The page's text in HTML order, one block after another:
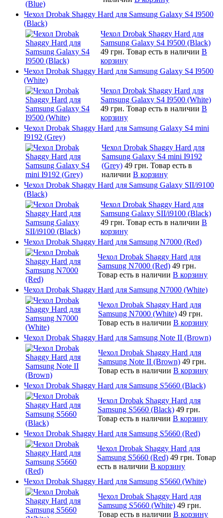
Чехол Drobak Shaggy Hard для Samsung Galaxy S4 I9500
(Black)
Чехол Drobak Shaggy Hard для
Samsung Galaxy S4 I9500 (Black)
49 грн. Товар есть в наличии В
корзину
Чехол Drobak Shaggy Hard для Samsung Galaxy S4 I9500
(White)
Чехол Drobak Shaggy Hard для
Samsung Galaxy S4 I9500 (White)
49 грн. Товар есть в наличии В
корзину
Чехол Drobak Shaggy Hard для Samsung Galaxy S4 mini
I9192 (Grey)
Чехол Drobak Shaggy Hard для
Samsung Galaxy S4 mini I9192
(Grey) 49 грн. Товар есть в
наличии В корзину
Чехол Drobak Shaggy Hard для Samsung Galaxy SII/i9100
(Black)
Чехол Drobak Shaggy Hard для
Samsung Galaxy SII/i9100 (Black)
49 грн. Товар есть в наличии В
корзину
Чехол Drobak Shaggy Hard для Samsung N7000 (Red)
Чехол Drobak Shaggy Hard для
Samsung N7000 (Red) 49 грн.
Товар есть в наличии В корзину
Чехол Drobak Shaggy Hard для Samsung N7000 (White)
Чехол Drobak Shaggy Hard для
Samsung N7000 (White) 49 грн.
Товар есть в наличии В корзину
Чехол Drobak Shaggy Hard для Samsung Note II (Brown)
Чехол Drobak Shaggy Hard для
Samsung Note II (Brown) 49 грн.
Товар есть в наличии В корзину
Чехол Drobak Shaggy Hard для Samsung S5660 (Black)
Чехол Drobak Shaggy Hard для
Samsung S5660 (Black) 49 грн.
Товар есть в наличии В корзину
Чехол Drobak Shaggy Hard для Samsung S5660 (Red)
Чехол Drobak Shaggy Hard для
Samsung S5660 (Red) 49 грн. Товар
есть в наличии В корзину
Чехол Drobak Shaggy Hard для Samsung S5660 (White)
Чехол Drobak Shaggy Hard для
Samsung S5660 (White) 49 грн.
Товар есть в наличии В корзину